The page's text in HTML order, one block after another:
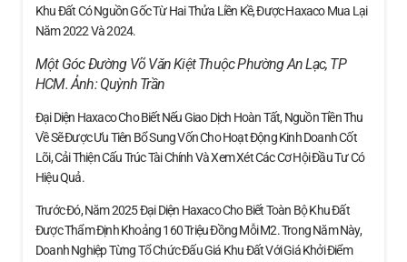
Khu Đất Có Nguồn Gốc Từ Hai Thửa Liền Kề, Được Haxaco Mua Lại
Năm 2022 Và 2024.
Một Góc Đường Võ Văn Kiệt Thuộc Phường An Lạc, TP
HCM. Ảnh:Quỳnh Trần
Đại Diện Haxaco Cho Biết Nếu Giao Dịch Hoàn Tất, Nguồn Tiền Thu
Về Sẽ Được Ưu Tiên Bổ Sung Vốn Cho Hoạt Động Kinh Doanh Cốt
Lõi, Cải Thiện Cấu Trúc Tài Chính Và Xem Xét Các Cơ Hội Đầu Tư Có
Hiệu Quả.
Trước Đó, Năm 2025 Đại Diện Haxaco Cho Biết Toàn Bộ Khu Đất
Được Thẩm Định Khoảng 160 Triệu Đồng Mỗi M2. Trong Năm Này,
Doanh Nghiệp Từng Tổ Chức Đấu Giá Khu Đất Với Giá Khởi Điểm